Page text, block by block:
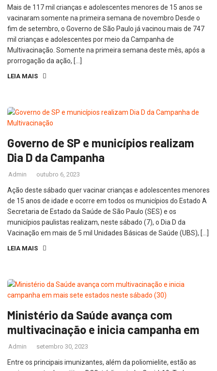
Mais de 117 mil crianças e adolescentes menores de 15 anos se
vacinaram somente na primeira semana de novembro Desde o
fim de setembro, o Governo de São Paulo já vacinou mais de 747
mil crianças e adolescentes por meio da Campanha de
Multivacinação. Somente na primeira semana deste mês, após a
prorrogação da ação, […]
LEIA MAIS
Governo de SP e municípios realizam
Dia D da Campanha
Admin outubro 6, 2023
Ação deste sábado quer vacinar crianças e adolescentes menores
de 15 anos de idade e ocorre em todos os municípios do Estado A
Secretaria de Estado da Saúde de São Paulo (SES) e os
municípios paulistas realizam, neste sábado (7), o Dia D da
Vacinação em mais de 5 mil Unidades Básicas de Saúde (UBS), […]
LEIA MAIS
Ministério da Saúde avança com
multivacinação e inicia campanha em
Admin setembro 30, 2023
Entre os principais imunizantes, além da poliomielite, estão as